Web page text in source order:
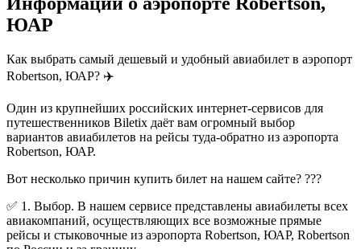
ЮАР
Как выбрать самый дешевый и удобный авиабилет в аэропорт
Robertson, ЮАР? ✈️
Один из крупнейших российских интернет-сервисов для
путешественников Biletix даёт вам огромный выбор
вариантов авиабилетов на рейсы туда-обратно из аэропорта
Robertson, ЮАР.
Вот несколько причин купить билет на нашем сайте? ???
✅ 1. Выбор. В нашем сервисе представлены авиабилеты всех
авиакомпаний, осуществляющих все возможные прямые
рейсы и стыковочные из аэропорта Robertson, ЮАР, Robertson